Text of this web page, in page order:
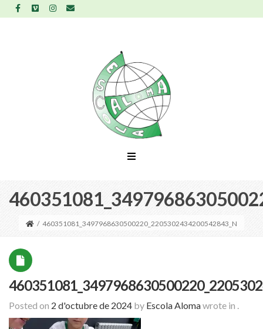
/ 460351081_3497968630500220_2205302434200542843_N
Posted on 2 d'octubre de 2024 by Escola Alomawrote in .